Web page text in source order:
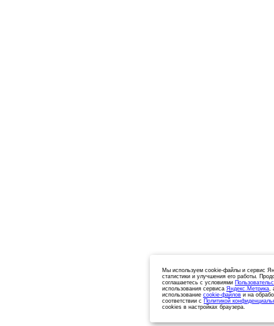
Мы используем cookie-файлы и сервис
статистики и улучшения его работы.
соглашаетесь с условиями
использования сервиса Яндекс.Метрика,
использование cookie-файлов и на
соответствии с Политикой
cookies в настройках браузера.